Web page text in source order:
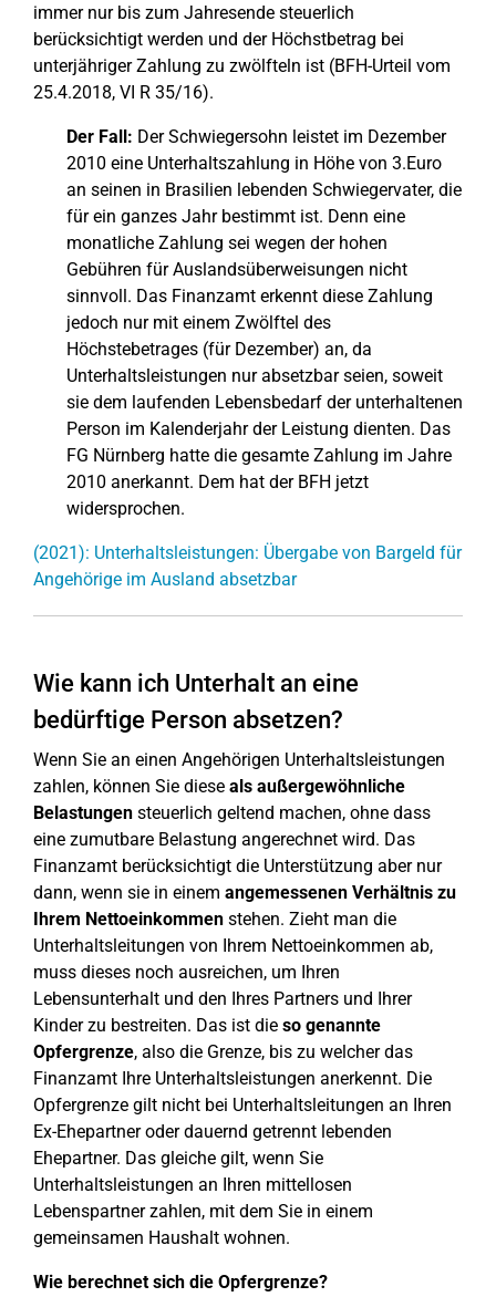
immer nur bis zum Jahresende steuerlich
berücksichtigt werden und der Höchstbetrag bei
unterjähriger Zahlung zu zwölfteln ist (BFH-Urteil vom
25.4.2018, VI R 35/16).
Der Fall: Der Schwiegersohn leistet im Dezember
2010 eine Unterhaltszahlung in Höhe von 3.Euro
an seinen in Brasilien lebenden Schwiegervater, die
für ein ganzes Jahr bestimmt ist. Denn eine
monatliche Zahlung sei wegen der hohen
Gebühren für Auslandsüberweisungen nicht
sinnvoll. Das Finanzamt erkennt diese Zahlung
jedoch nur mit einem Zwölftel des
Höchstebetrages (für Dezember) an, da
Unterhaltsleistungen nur absetzbar seien, soweit
sie dem laufenden Lebensbedarf der unterhaltenen
Person im Kalenderjahr der Leistung dienten. Das
FG Nürnberg hatte die gesamte Zahlung im Jahre
2010 anerkannt. Dem hat der BFH jetzt
widersprochen.
(2021): Unterhaltsleistungen: Übergabe von Bargeld für
Angehörige im Ausland absetzbar
Wie kann ich Unterhalt an eine
bedürftige Person absetzen?
Wenn Sie an einen Angehörigen Unterhaltsleistungen
zahlen, können Sie diese als außergewöhnliche
Belastungen steuerlich geltend machen, ohne dass
eine zumutbare Belastung angerechnet wird. Das
Finanzamt berücksichtigt die Unterstützung aber nur
dann, wenn sie in einem angemessenen Verhältnis zu
Ihrem Nettoeinkommen stehen. Zieht man die
Unterhaltsleitungen von Ihrem Nettoeinkommen ab,
muss dieses noch ausreichen, um Ihren
Lebensunterhalt und den Ihres Partners und Ihrer
Kinder zu bestreiten. Das ist die so genannte
Opfergrenze, also die Grenze, bis zu welcher das
Finanzamt Ihre Unterhaltsleistungen anerkennt. Die
Opfergrenze gilt nicht bei Unterhaltsleitungen an Ihren
Ex-Ehepartner oder dauernd getrennt lebenden
Ehepartner. Das gleiche gilt, wenn Sie
Unterhaltsleistungen an Ihren mittellosen
Lebenspartner zahlen, mit dem Sie in einem
gemeinsamen Haushalt wohnen.
Wie berechnet sich die Opfergrenze?